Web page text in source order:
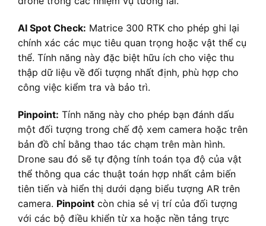
AI Spot Check: Matrice 300 RTK cho phép ghi lại
chính xác các mục tiêu quan trọng hoặc vật thể cụ
thể. Tính năng này đặc biệt hữu ích cho việc thu
thập dữ liệu về đối tượng nhất định, phù hợp cho
công việc kiểm tra và bảo trì.
Pinpoint: Tính năng này cho phép bạn đánh dấu
một đối tượng trong chế độ xem camera hoặc trên
bản đồ chỉ bằng thao tác chạm trên màn hình.
Drone sau đó sẽ tự động tính toán tọa độ của vật
thể thông qua các thuật toán hợp nhất cảm biến
tiên tiến và hiển thị dưới dạng biểu tượng AR trên
camera. Pinpoint còn chia sẻ vị trí của đối tượng
với các bộ điều khiển từ xa hoặc nền tảng trực